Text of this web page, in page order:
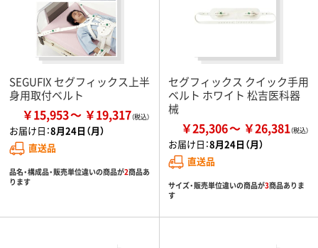
SEGUFIX セグフィックス上半
身用取付ベルト
￥15,953 ￥19,317
お届け日：8月24日（月）
直送品
品名・構成品・販売単位違いの商品が2商品あ
ります
セグフィックス クイック手用
ベルト ホワイト 松吉医科器
械
￥25,306 ￥26,381
お届け日：8月24日（月）
直送品
サイズ・販売単位違いの商品が3商品ありま
す